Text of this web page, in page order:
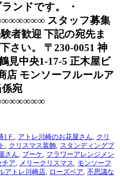
ンドです。 ・
スタッフ募集
者歓迎 下記の宛先ま
さい。 〒230-0051 神
見中央1-17-5 正木屋ビ
店 モンソーフルールア
係宛
1Ｆ アトレ川崎のお花屋さん
クリ
クリスマス装飾
スタンディングブ
さん ブーケ
フラワーアレンジメン
チア メリークリスマス
モンソーフ
アトレ川崎店 ローズベア 不思議な